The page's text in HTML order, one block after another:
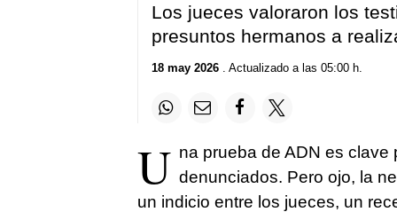
Los jueces valoraron los
presuntos hermanos a
18 may 2026. Actualizado a las 05:00 h.
U na prueba de ADN es
denunciados. Pero ojo, la
un indicio entre los jueces, un